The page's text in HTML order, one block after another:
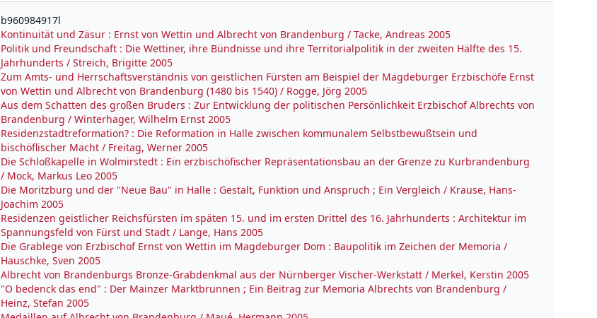
b960984917l
Kontinuität und Zäsur : Ernst von Wettin und Albrecht von Brandenburg / Tacke, Andreas 2005
Politik und Freundschaft : Die Wettiner, ihre Bündnisse und ihre Territorialpolitik in der zweiten Hälfte des 15.
Jahrhunderts / Streich, Brigitte 2005
Zum Amts- und Herrschaftsverständnis von geistlichen Fürsten am Beispiel der Magdeburger Erzbischöfe Ernst
von Wettin und Albrecht von Brandenburg (1480 bis 1540) / Rogge, Jörg 2005
Aus dem Schatten des großen Bruders : Zur Entwicklung der politischen Persönlichkeit Erzbischof Albrechts von
Brandenburg / Winterhager, Wilhelm Ernst 2005
Residenzstadtreformation? : Die Reformation in Halle zwischen kommunalem Selbstbewußtsein und
bischöflischer Macht / Freitag, Werner 2005
Die Schloßkapelle in Wolmirstedt : Ein erzbischöfischer Repräsentationsbau an der Grenze zu Kurbrandenburg
/ Mock, Markus Leo 2005
Die Moritzburg und der "Neue Bau" in Halle : Gestalt, Funktion und Anspruch ; Ein Vergleich / Krause, Hans-
Joachim 2005
Residenzen geistlicher Reichsfürsten im späten 15. und im ersten Drittel des 16. Jahrhunderts : Architektur im
Spannungsfeld von Fürst und Stadt / Lange, Hans 2005
Die Grablege von Erzbischof Ernst von Wettin im Magdeburger Dom : Baupolitik im Zeichen der Memoria /
Hauschke, Sven 2005
Albrecht von Brandenburgs Bronze-Grabdenkmal aus der Nürnberger Vischer-Werkstatt / Merkel, Kerstin 2005
"O bedenck das end" : Der Mainzer Marktbrunnen ; Ein Beitrag zur Memoria Albrechts von Brandenburg /
Heinz, Stefan 2005